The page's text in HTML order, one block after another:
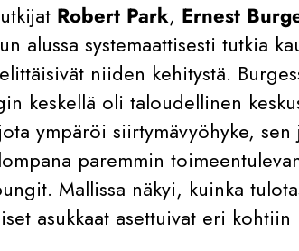
Robert Park, Ernest
alussa systemaattisesti tutkia
niiden kehitystä.
keskellä oli taloudellinen
ympäröi siirtymävyöhyke, sen
paremmin
Mallissa näkyi, kuinka
asukkaat asettuivat eri kohtiin